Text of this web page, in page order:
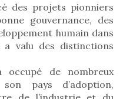
des projets pionniers
gouvernance, des
humain dans
valu des distinctions
occupé de nombreux
pays d’adoption,